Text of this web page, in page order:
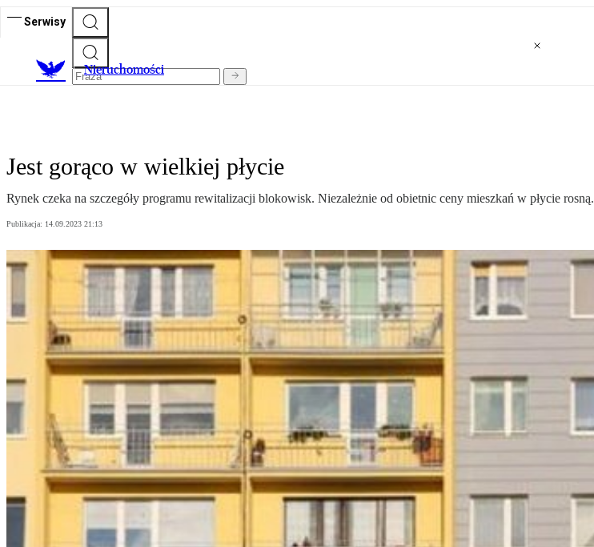
Serwisy
Nieruchomości
Jest gorąco w wielkiej płycie
Rynek czeka na szczegóły programu rewitalizacji blokowisk. Niezależnie od obietnic ceny mieszkań w płycie rosną.
Publikacja: 14.09.2023 21:13